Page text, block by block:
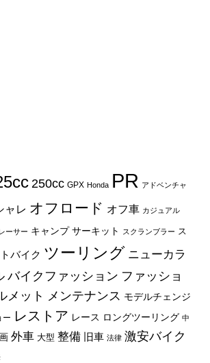
250cc GPX Honda PR アドベンチャ
ャレ オフロード オフ車 カジュアル
ーサー キャンプ サーキット スクランブラー ス
バイク ツーリング ニューカラ
バイクファッション ファッショ
メット メンテナンス モデルチェンジ
ー レストア レース ロングツーリング 中
外車 大型 整備 旧車 法律 激安バイク